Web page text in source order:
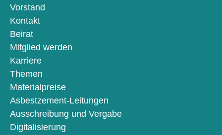
Vorstand
Kontakt
Beirat
Mitglied werden
Karriere
Themen
Materialpreise
Asbestzement-Leitungen
Ausschreibung und Vergabe
Digitalisierung